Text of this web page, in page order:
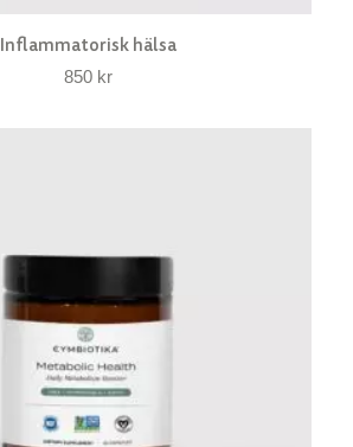
Inflammatorisk hälsa
850 kr